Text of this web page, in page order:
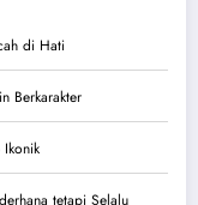
di Hati
Berkarakter
tetapi Selalu